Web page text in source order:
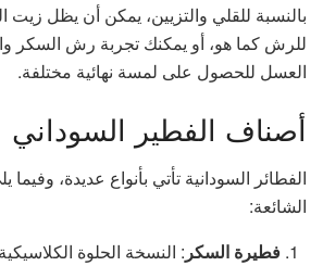
بالنسبة للقلي والتزيين، يمكن أن يظل زيت
للرش كما هو، أو يمكنك تجربة رش السكر
العسل للحصول على لمسة نهائية مختلفة.
أصناف الفطير السوداني
الفطائر السودانية تأتي بأنواع عديدة، وفيما
الشائعة:
فطيرة السكر : النسخة الحلوة